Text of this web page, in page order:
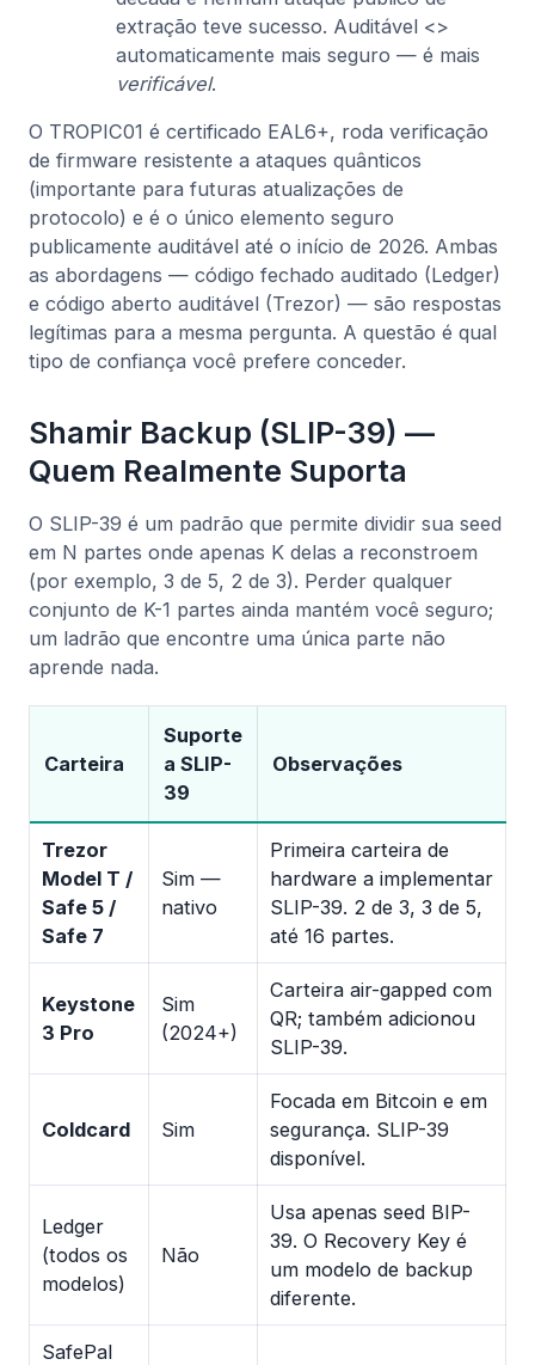
extração teve sucesso. Auditável <>
automaticamente mais seguro — é mais
verificável.
O TROPIC01 é certificado EAL6+, roda verificação
de firmware resistente a ataques quânticos
(importante para futuras atualizações de
protocolo) e é o único elemento seguro
publicamente auditável até o início de 2026. Ambas
as abordagens — código fechado auditado (Ledger)
e código aberto auditável (Trezor) — são respostas
legítimas para a mesma pergunta. A questão é qual
tipo de confiança você prefere conceder.
Shamir Backup (SLIP-39) —
Quem Realmente Suporta
O SLIP-39 é um padrão que permite dividir sua seed
em N partes onde apenas K delas a reconstroem
(por exemplo, 3 de 5, 2 de 3). Perder qualquer
conjunto de K-1 partes ainda mantém você seguro;
um ladrão que encontre uma única parte não
aprende nada.
Carteira
Suporte
a SLIP-
39
Observações
Trezor
Model T /
Safe 5 /
Safe 7
Sim —
nativo
Primeira carteira de
hardware a implementar
SLIP-39. 2 de 3, 3 de 5,
até 16 partes.
Keystone
3 Pro
Sim
(2024+)
Carteira air-gapped com
QR; também adicionou
SLIP-39.
Coldcard Sim
Focada em Bitcoin e em
segurança. SLIP-39
disponível.
Ledger
(todos os
modelos)
Não
Usa apenas seed BIP-
39. O Recovery Key é
um modelo de backup
diferente.
SafePal